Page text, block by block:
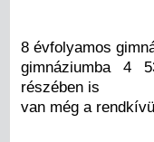
8 évfolyamos
gimnáziumba 4
részében is
van még a